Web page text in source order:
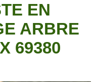
EN
ARBRE
69380